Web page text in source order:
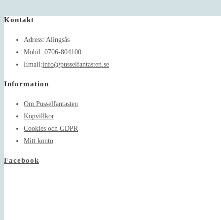
Kontakt
Adress: Alingsås
Mobil: 0706-804100
Email:info@pusselfantasten.seOpens
Information
Om Pusselfantasten
Köpvillkor
Cookies och GDPR
Mitt konto
Facebook